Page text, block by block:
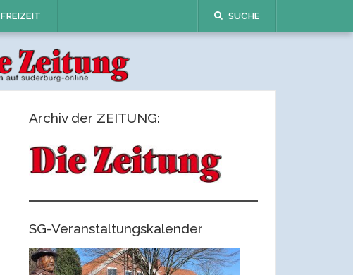
FREIZEIT SUCHE
Archiv der ZEITUNG:
SG-Veranstaltungskalender